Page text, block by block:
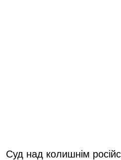
Суд над колишнім